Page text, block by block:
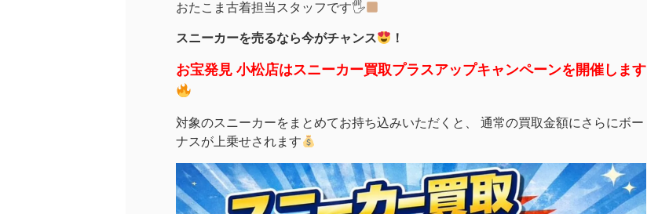
おたこま古着担当スタッフです🖐
スニーカーを売るなら今がチャンス ！
お宝発見 小松店はスニーカー買取プラスアップキャンペーンを開催します
対象のスニーカーをまとめてお持ち込みいただくと、 通常の買取金額にさらにボー
ナスが上乗せされます